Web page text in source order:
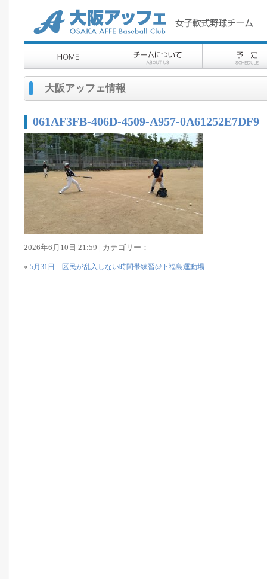
大阪アッフェ情報
061AF3FB-406D-4509-A957-0A61252E7DF9
2026年6月10日 21:59 | カテゴリー：
« 5月31日 区民が乱入しない時間帯練習@下福島運動場